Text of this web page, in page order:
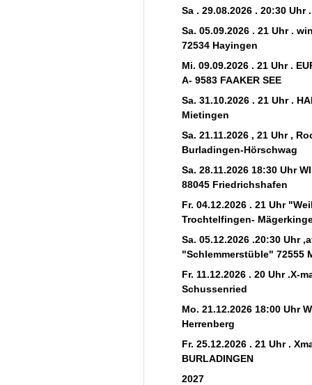
Sa . 29.08.2026 . 20:30 Uhr
Sa. 05.09.2026 . 21 Uhr .
72534 Hayingen
Mi. 09.09.2026 . 21 Uhr .
A- 9583 FAAKER SEE
Sa. 31.10.2026 . 21 Uhr .
Mietingen
Sa. 21.11.2026 , 21 Uhr ,
Burladingen-Hörschwag
Sa. 28.11.2026 18:30 Uhr
88045 Friedrichshafen
Fr. 04.12.2026 . 21 Uhr
Trochtelfingen-
Sa. 05.12.2026 .20:30 Uhr
"Schlemmerstüble" 72555
Fr. 11.12.2026 . 20 Uhr .X-
Schussenried
Mo. 21.12.2026 18:00 Uhr
Herrenberg
Fr. 25.12.2026 . 21 Uhr .
BURLADINGEN
2027